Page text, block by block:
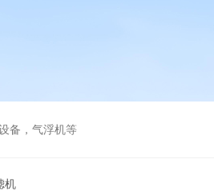
备，气浮机等
机